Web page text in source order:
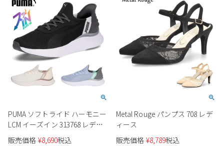
PUMA ソフトライド ハーモニー
LCM イーズイン 313768 レディ
ース
販売価格 ¥8,690税込
Metal Rouge パンプス 708 レデ
ィース
販売価格 ¥8,789税込